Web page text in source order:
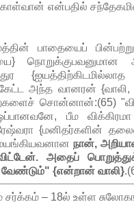
என்பதில்
பாதையைப்
அந்த வானரன் {வாலி,
சொன்னான்:(65)
பீம
{மனிதர்களின்
நான்,
அதைப்
வேண்டும்" {என்றான் வாலி}
சர்க்கம் – 18ல் உள்ள